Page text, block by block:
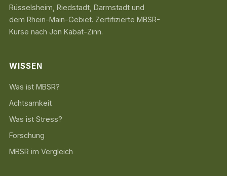
Rüsselsheim, Riedstadt, Darmstadt und
dem Rhein-Main-Gebiet. Zertifizierte MBSR-
Kurse nach Jon Kabat-Zinn.
WISSEN
Was ist MBSR?
Achtsamkeit
Was ist Stress?
Forschung
MBSR im Vergleich